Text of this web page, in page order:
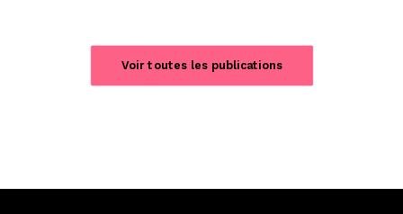
Voir toutes les publications